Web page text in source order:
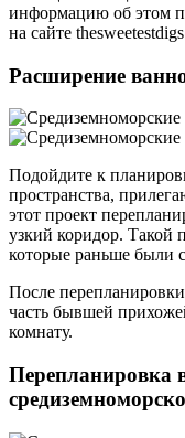
информацию об этом
на сайте
Расширение
Подойдите к
пространства,
этот проект
узкий коридор. Такой
которые раньше были
После
часть бывшей
комнату.
Перепланировка